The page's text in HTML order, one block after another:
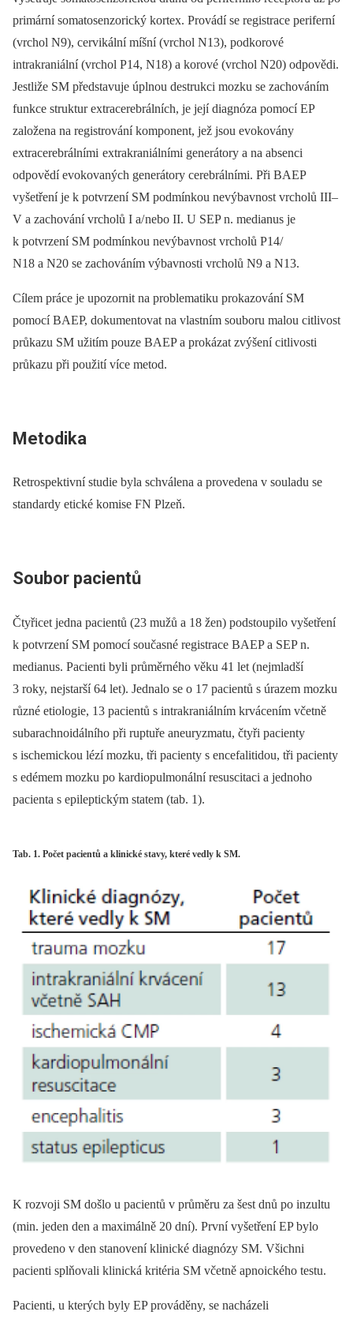
primární somatosenzorický kortex. Provádí se registrace periferní
(vrchol N9), cervikální míšní (vrchol N13), podkorové
intrakraniální (vrchol P14, N18) a korové (vrchol N20) odpovědi.
Jestliže SM představuje úplnou destrukci mozku se zachováním
funkce struktur extracerebrálních, je její dia­gnóza pomocí EP
založena na registrování komponent, jež jsou evokovány
extracerebrálními extrakraniálními generátory a na absenci
odpovědí evokovaných generátory cerebrálními. Při BAEP
vyšetření je k potvrzení SM podmínkou nevýbavnost vrcholů III–
V a zachování vrcholů I a/ nebo II. U SEP n. medianus je
k potvrzení SM podmínkou nevýbavnost vrcholů P14/
N18 a N20 se zachováním výbavnosti vrcholů N9 a N13.
Cílem práce je upozornit na problematiku prokazování SM
pomocí BAEP, dokumentovat na vlastním souboru malou citlivost
průkazu SM užitím pouze BAEP a prokázat zvýšení citlivosti
průkazu při použití více metod.
Metodika
Retrospektivní studie byla schválena a provedena v souladu se
standardy etické komise FN Plzeň.
Soubor pacientů
Čtyřicet jedna pacientů (23 mužů a 18 žen) podstoupilo vyšetření
k potvrzení SM pomocí současné registrace BAEP a SEP n.
medianus. Pacienti byli průměrného věku 41 let (nejmladší
3 roky, nejstarší 64 let). Jednalo se o 17 pacientů s úrazem mozku
různé etiologie, 13 pacientů s intrakraniálním krvácením včetně
subarachnoidálního při ruptuře aneuryzmatu, čtyři pacienty
s ischemickou lézí mozku, tři pacienty s encefalitidou, tři pacienty
s edémem mozku po kardiopulmonální resuscitaci a jednoho
pacienta s epileptickým statem (tab. 1).
Tab. 1. Počet pacientů a klinické stavy, které vedly k SM.
K rozvoji SM došlo u pacientů v průměru za šest dnů po inzultu
(min. jeden den a maximálně 20 dní). První vyšetření EP bylo
provedeno v den stanovení klinické dia­gnózy SM. Všichni
pacienti splňovali klinická kritéria SM včetně apnoického testu.
Pacienti, u kterých byly EP prováděny, se nacházeli